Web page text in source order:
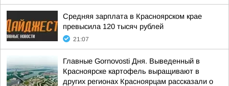
Средняя зарплата в Красноярском крае
превысила 120 тысяч рублей
21:07
Главные Gornovosti Дня. Выведенный в
Красноярске картофель выращивают в
других регионах Красноярцам рассказали о